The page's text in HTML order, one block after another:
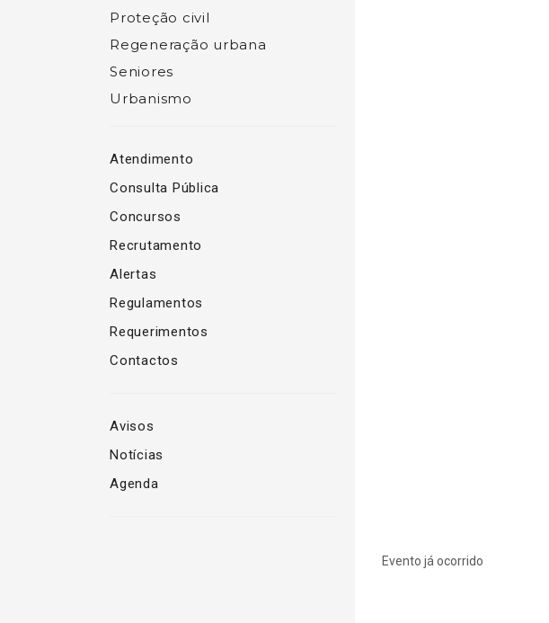
Proteção civil
Regeneração urbana
Seniores
Urbanismo
Atendimento
Consulta Pública
Concursos
Recrutamento
Alertas
Regulamentos
Requerimentos
Contactos
Avisos
Notícias
Agenda
Evento já ocorrido